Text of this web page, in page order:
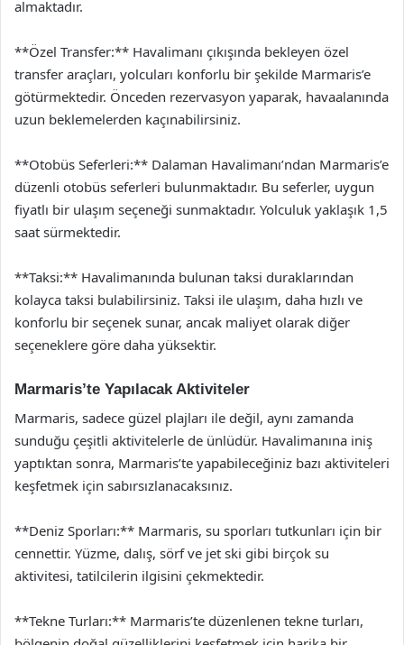
almaktadır.
**Özel Transfer:** Havalimanı çıkışında bekleyen özel
transfer araçları, yolcuları konforlu bir şekilde Marmaris’e
götürmektedir. Önceden rezervasyon yaparak, havaalanında
uzun beklemelerden kaçınabilirsiniz.
**Otobüs Seferleri:** Dalaman Havalimanı’ndan Marmaris’e
düzenli otobüs seferleri bulunmaktadır. Bu seferler, uygun
fiyatlı bir ulaşım seçeneği sunmaktadır. Yolculuk yaklaşık 1,5
saat sürmektedir.
**Taksi:** Havalimanında bulunan taksi duraklarından
kolayca taksi bulabilirsiniz. Taksi ile ulaşım, daha hızlı ve
konforlu bir seçenek sunar, ancak maliyet olarak diğer
seçeneklere göre daha yüksektir.
Marmaris’te Yapılacak Aktiviteler
Marmaris, sadece güzel plajları ile değil, aynı zamanda
sunduğu çeşitli aktivitelerle de ünlüdür. Havalimanına iniş
yaptıktan sonra, Marmaris’te yapabileceğiniz bazı aktiviteleri
keşfetmek için sabırsızlanacaksınız.
**Deniz Sporları:** Marmaris, su sporları tutkunları için bir
cennettir. Yüzme, dalış, sörf ve jet ski gibi birçok su
aktivitesi, tatilcilerin ilgisini çekmektedir.
**Tekne Turları:** Marmaris’te düzenlenen tekne turları,